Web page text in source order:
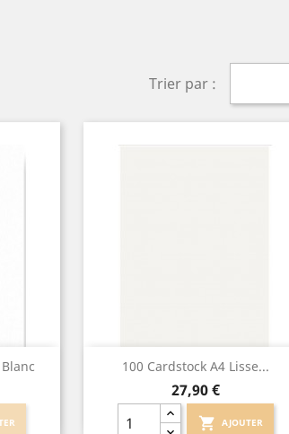
Trier par :
100 Cardstock A4 Lisse...
Prix
27,90 €
shopping_cart AJOUTER
Aperçu rapide